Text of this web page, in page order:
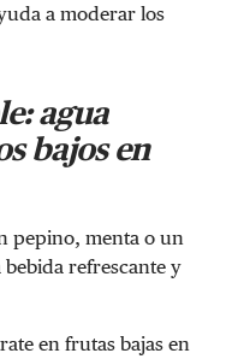
a moderar los
agua
bajos en
pepino, menta o un
refrescante y
en frutas bajas en